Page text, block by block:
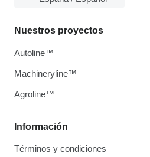
Información
Términos y condiciones
Nuestros proyectos
Autoline™
Machineryline™
Agroline™